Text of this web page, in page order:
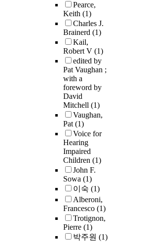
Pearce,
Keith (1)
Charles J.
Brainerd (1)
Kail,
Robert V (1)
edited by
Pat Vaughan ;
with a
foreword by
David
Mitchell (1)
Vaughan,
Pat(1)
Voice for
Hearing
Impaired
Children (1)
John F.
Sowa (1)
이숙 (1)
Alberoni,
Francesco (1)
Trotignon,
Pierre (1)
박주원 (1)